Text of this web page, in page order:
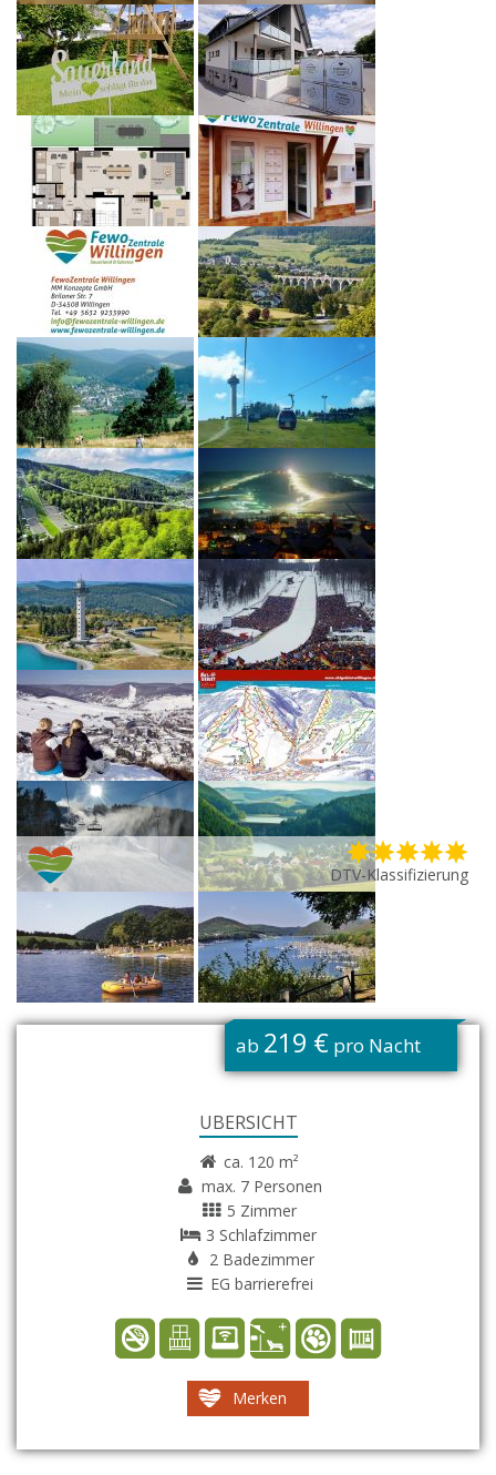
DTV-Klassifizierung
ab 219 € pro Nacht
ÜBERSICHT
ca. 120 m²
max. 7 Personen
5 Zimmer
3 Schlafzimmer
2 Badezimmer
EG barrierefrei
Merken